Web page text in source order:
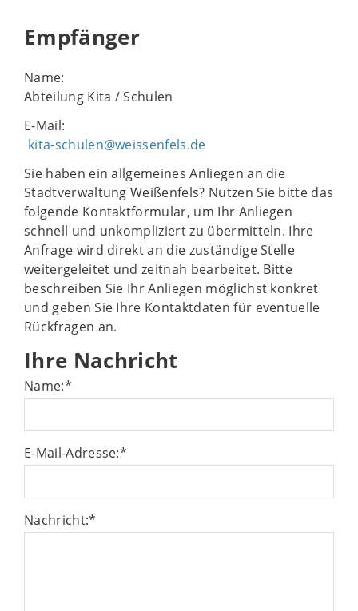
Empfänger
Name:
Abteilung Kita / Schulen
E-Mail:
kita-schulen@weissenfels.de
Sie haben ein allgemeines Anliegen an die
Stadtverwaltung Weißenfels? Nutzen Sie bitte das
folgende Kontaktformular, um Ihr Anliegen
schnell und unkompliziert zu übermitteln. Ihre
Anfrage wird direkt an die zuständige Stelle
weitergeleitet und zeitnah bearbeitet. Bitte
beschreiben Sie Ihr Anliegen möglichst konkret
und geben Sie Ihre Kontaktdaten für eventuelle
Rückfragen an.
Ihre Nachricht
Name:*
E-Mail-Adresse:*
Nachricht:*